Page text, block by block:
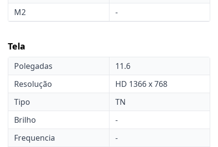
M2
-
Tela
Polegadas
11.6
Resolução
HD 1366 x 768
Tipo
TN
Brilho
-
Frequencia
-